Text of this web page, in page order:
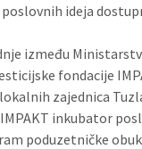
ideja
između
fondacije
zajednica
inkubator
poduzetničke